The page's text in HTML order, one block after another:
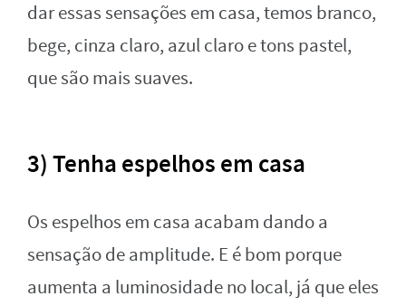
dar essas sensações em casa, temos branco,
bege, cinza claro, azul claro e tons pastel,
que são mais suaves.
3) Tenha espelhos em casa
Os espelhos em casa acabam dando a
sensação de amplitude. E é bom porque
aumenta a luminosidade no local, já que eles